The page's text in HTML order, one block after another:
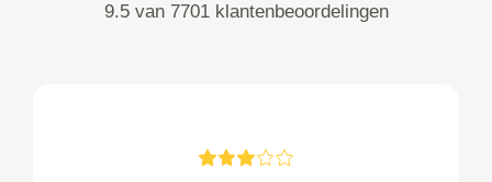
9.5 van 7701 klantenbeoordelingen